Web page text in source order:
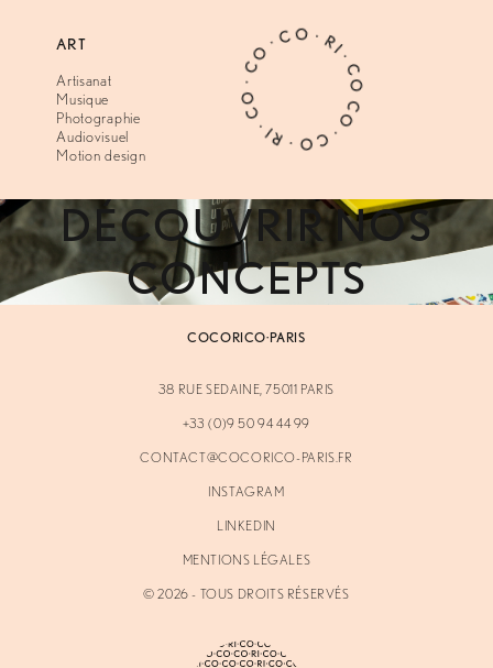
ART
Artisanat
Musique
Photographie
Audiovisuel
Motion design
CO · CO · RI · CO · CO · CO · RI · CO ·
DÉCOUVRIR NOS
CONCEPTS
COCORICO·PARIS
38 RUE SEDAINE, 75011 PARIS
+33 (0)9 50 94 44 99
CONTACT@COCORICO-PARIS.FR
INSTAGRAM
LINKEDIN
MENTIONS LÉGALES
©2026 - TOUS DROITS RÉSERVÉS